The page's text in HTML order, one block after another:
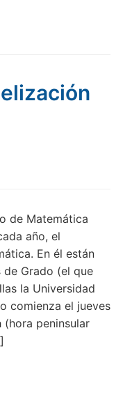
de Matemática
año, el
En él están
Grado (el que
la Universidad
comienza el jueves
(hora peninsular